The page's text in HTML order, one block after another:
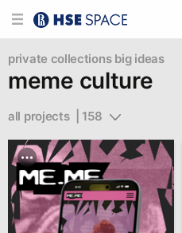
private collections big ideas
meme culture
all projects  | 158